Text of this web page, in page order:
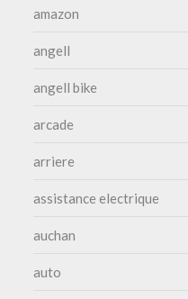
amazon
angell
angell bike
arcade
arriere
assistance electrique
auchan
auto